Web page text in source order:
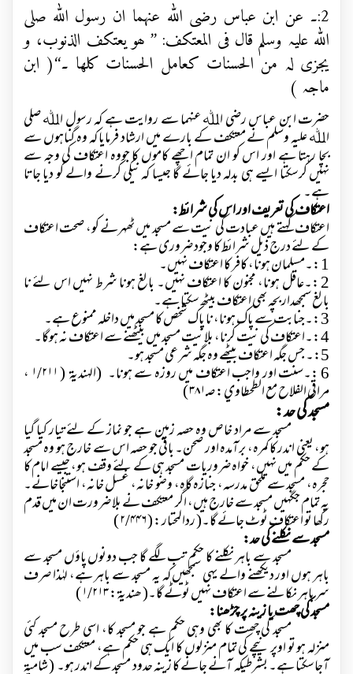
2:۔ عن ابن عباس رضی ﷲ عنہما ان رسول ﷲ صلی
ﷲ علیہ وسلم قال فی المعتکف: ’’ ھو یعتکف الذنوب، و
یجزی لہ من الحسنات کعامل الحسنات کلھا ۔‘‘( ابن
ماجہ )
حضرت ابن عباس رضی اﷲ عنہما سے روایت ہے کہ رسول اﷲ صلی
اﷲ علیہ وسلم نے معتکف کے بارے میں ارشاد فرمایا کہ وہ گناہوں سے
بچا رہتا ہے اور اس کو ان تمام اچھے کاموں کا جووہ اعتکاف کی وجہ سے
نہیں کرسکتا ایسے ہی بدلہ دیا جائے گا جیسا کہ نیکی کرنے والے کو دیا جاتا
ہے۔
اعتکاف کی تعریف اور اس کی شرائط:
اعتکاف کہتے ہیں عبادت کی نیت سے مسجد میں ٹھہرنے کو، صحت اعتکاف
کے لئے درج ذیل شرائط کا وجود ضروری ہے:
1 :۔مسلمان ہونا، کافر کا اعتکاف نہیں۔
2 :۔عاقل ہونا، مجنون کا اعتکاف نہیں۔ بالغ ہونا شرط نہیں اس لئے نا
بالغ سمجھدار بچہ بھی اعتکاف بیٹھ سکتا ہے۔
3 :۔جنابت سے پاک ہونا، نا پاک شخص کا مسجد میں داخلہ ممنوع ہے۔
4 :۔اعتکاف کی نیت کرنا، بلانیت مسجد میں بیٹھنے سے اعتکاف نہ ہوگا۔
5:۔ جس جگہ اعتکاف بیٹھے وہ جگہ شرعی مسجد ہو۔
6 :۔سنت اور واجب اعتکاف میں روزہ سے ہونا۔ (الہندیۃ ( ۱/۲۱۱،
مراقی الفلاح مع الطحطاوي : ص۳۸۱ )
مسجد کی حد:
مسجد سے مراد خاص وہ حصہ زمین ہے جو نماز کے لئے تیار کیا گیا
ہو، یعنی اندر کا کمرہ، برآمدہ اور صحن۔ باقی جو حصہ اس سے خارج ہو وہ مسجد
کے حکم میں نہیں، خواہ ضروریات مسجد ہی کے لئے وقف ہو، جیسے امام کا
حجرہ، مسجد سے ملحق مدرسہ، جنازہ گاہ، وضو خانہ، غسل خانہ، استنجاخانے۔
یہ تمام جگہیں مسجد سے خارج ہیں، اگر معتکف نے بلا ضرورت ان میں قدم
رکھا تو اعتکاف ٹوٹ جائے گا۔( ردالمحتار : (۲/۴۴۶ )
مسجد سے نکلنے کی حد:
مسجد سے باہر نکلنے کا حکم تب لگے گا جب دونوں پاؤں مسجد سے
باہر ہوں اور دیکھنے والے یہی سمجھیں کہ یہ مسجد سے باہر ہے، لہٰذا صرف
سر باہر نکالنے سے اعتکاف نہیں ٹوٹے گا۔( ھندیۃ :۱/۲۱۳ )
مسجد کی چھت یا زینہ پر چڑھنا:
مسجد کی چھت کا بھی وہی حکم ہے جو مسجد کا، اسی طرح مسجد کئی
منزلہ ہو تو اوپر نیچے کی تمام منزلوں کا ایک ہی حکم ہے، معتکف سب میں
آجاسکتا ہے۔ بشرطیکہ آنے جانے کا زینہ حدود مسجد کے اندر ہو۔ ( شامیۃ